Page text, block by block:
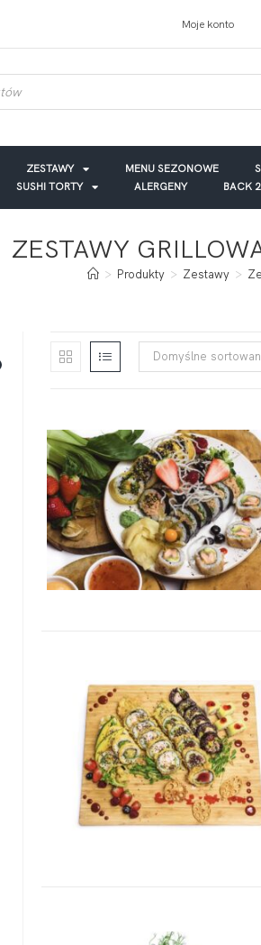
Moje konto
ZESTAWY MENU SEZONOWE
SUSHI TORTY ALERGENY BACK
ZESTAWY
> Produkty > Zestawy >
Domyślne